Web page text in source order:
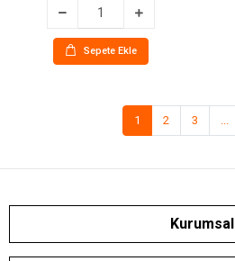
Sepete Ekle
1 2 3
Kurumsal